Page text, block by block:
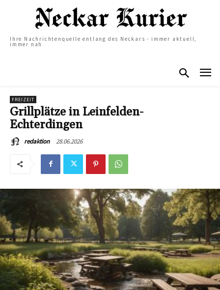
Ihre Nachrichtenquelle entlang des Neckars - immer aktuell,
immer nah
FREIZEIT
Grillplätze in Leinfelden-
Echterdingen
redaktion 28.06.2026